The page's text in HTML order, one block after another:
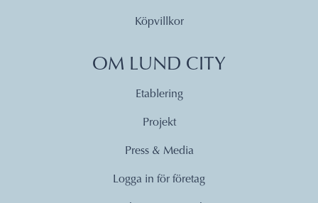
Köpvillkor
OM LUND CITY
Etablering
Projekt
Press & Media
Logga in för företag